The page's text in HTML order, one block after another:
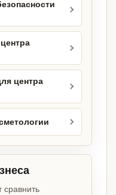
центра